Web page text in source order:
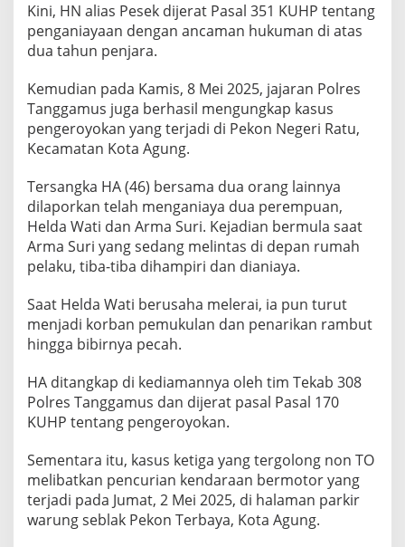
Kini, HN alias Pesek dijerat Pasal 351 KUHP tentang
penganiayaan dengan ancaman hukuman di atas
dua tahun penjara.
Kemudian pada Kamis, 8 Mei 2025, jajaran Polres
Tanggamus juga berhasil mengungkap kasus
pengeroyokan yang terjadi di Pekon Negeri Ratu,
Kecamatan Kota Agung.
Tersangka HA (46) bersama dua orang lainnya
dilaporkan telah menganiaya dua perempuan,
Helda Wati dan Arma Suri. Kejadian bermula saat
Arma Suri yang sedang melintas di depan rumah
pelaku, tiba-tiba dihampiri dan dianiaya.
Saat Helda Wati berusaha melerai, ia pun turut
menjadi korban pemukulan dan penarikan rambut
hingga bibirnya pecah.
HA ditangkap di kediamannya oleh tim Tekab 308
Polres Tanggamus dan dijerat pasal Pasal 170
KUHP tentang pengeroyokan.
Sementara itu, kasus ketiga yang tergolong non TO
melibatkan pencurian kendaraan bermotor yang
terjadi pada Jumat, 2 Mei 2025, di halaman parkir
warung seblak Pekon Terbaya, Kota Agung.